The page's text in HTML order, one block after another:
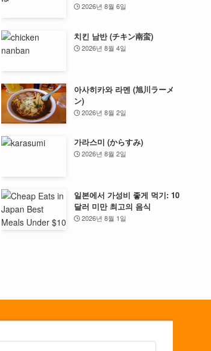
2026년 8월 6일
치킨 남반 (チキン南蛮)
2026년 8월 4일
아사히카와 라멘 (旭川ラーメ
ン)
2026년 8월 2일
가라스미 (からすみ)
2026년 8월 2일
일본에서 가성비 좋게 먹기: 10
달러 미만 최고의 음식
2026년 8월 1일